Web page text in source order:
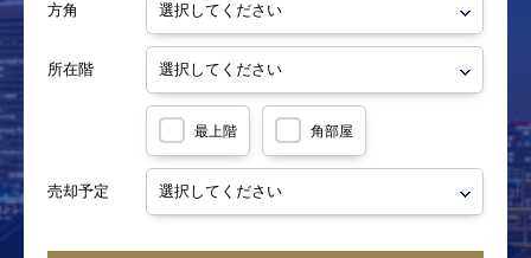
方角
所在階
最上階 角部屋
売却予定